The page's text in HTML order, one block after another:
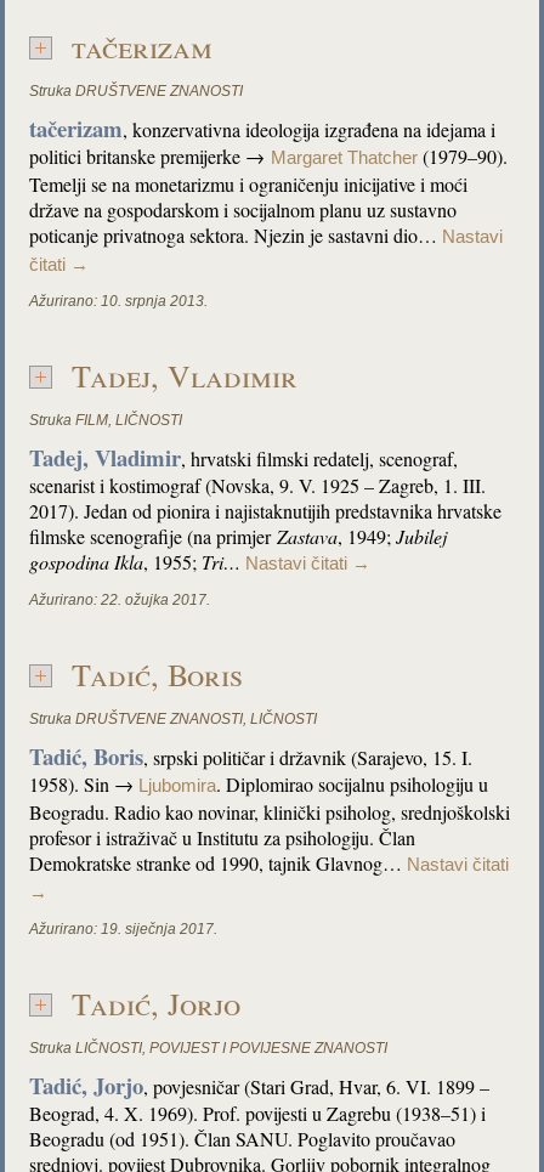
tačerizam
Struka DRUŠTVENE ZNANOSTI
tačerizam, konzervativna ideologija izgrađena na idejama i
politici britanske premijerke → Margaret Thatcher (1979–90).
Temelji se na monetarizmu i ograničenju inicijative i moći
države na gospodarskom i socijalnom planu uz sustavno
poticanje privatnoga sektora. Njezin je sastavni dio… Nastavi
čitati →
Ažurirano: 10. srpnja 2013.
Tadej, Vladimir
Struka FILM,LIČNOSTI
Tadej, Vladimir, hrvatski filmski redatelj, scenograf,
scenarist i kostimograf (Novska, 9. V. 1925 – Zagreb, 1. III.
2017). Jedan od pionira i najistaknutijih predstavnika hrvatske
filmske scenografije (na primjerZastava, 1949;Jubilej
gospodina Ikla, 1955; Tri… Nastavi čitati →
Ažurirano: 22. ožujka 2017.
Tadić, Boris
Struka DRUŠTVENE ZNANOSTI,LIČNOSTI
Tadić, Boris, srpski političar i državnik (Sarajevo, 15. I.
1958). Sin →
Ljubomira. Diplomirao socijalnu psihologiju u
Beogradu. Radio kao novinar, klinički psiholog, srednjoškolski
profesor i istraživač u Institutu za psihologiju. Član
Demokratske stranke od 1990, tajnik Glavnog… Nastavi čitati
→
Ažurirano: 19. siječnja 2017.
Tadić, Jorjo
Struka LIČNOSTI,POVIJEST I POVIJESNE ZNANOSTI
Tadić, Jorjo, povjesničar (Stari Grad, Hvar, 6. VI. 1899 –
Beograd, 4. X. 1969). Prof. povijesti u Zagrebu (1938–51) i
Beogradu (od 1951). Član SANU. Poglavito proučavao
srednjovj. povijest Dubrovnika. Gorljiv pobornik integralnog